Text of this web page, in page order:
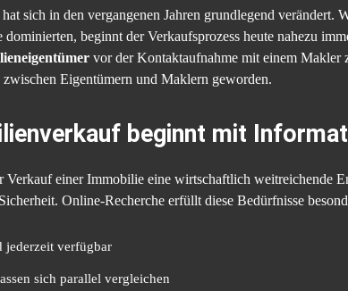
sich in den vergangenen Jahren grundlegend verändert.
dominierten, beginnt der Verkaufsprozess heute nahezu
vor der Kontaktaufnahme mit einem Makler
zwischen Eigentümern und Maklern geworden.
beginnt mit
Verkauf einer Immobilie eine wirtschaftlich weitreichende
Online-Recherche erfüllt diese Bedürfnisse
jederzeit verfügbar
sich parallel vergleichen